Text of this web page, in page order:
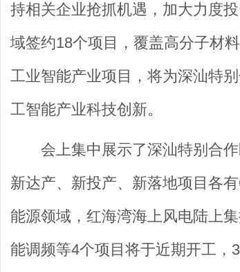
持相关企业抢抓机遇，加大力度
域签约18个项目，覆盖高分子材
工业智能产业项目，将为深汕特
工智能产业科技创新。
会上集中展示了深汕特别合
新达产、新投产、新落地项目各
能源领域，红海湾海上风电陆上
能调频等4个项目将于近期开工